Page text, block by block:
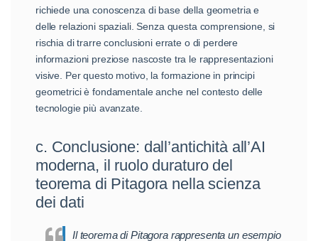
richiede una conoscenza di base della geometria e
delle relazioni spaziali. Senza questa comprensione, si
rischia di trarre conclusioni errate o di perdere
informazioni preziose nascoste tra le rappresentazioni
visive. Per questo motivo, la formazione in principi
geometrici è fondamentale anche nel contesto delle
tecnologie più avanzate.
c. Conclusione: dall’antichità all’AI
moderna, il ruolo duraturo del
teorema di Pitagora nella scienza
dei dati
Il teorema di Pitagora rappresenta un esempio